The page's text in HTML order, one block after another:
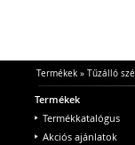
Termékek» Tűzálló
Termékek
Termékkatalógus
Akciós ajánlatok